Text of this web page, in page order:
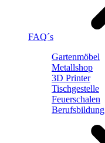
FAQ´s
Gartenmöbel
Metallshop
3D Printer
Tischgestelle
Feuerschalen
Berufsbildung